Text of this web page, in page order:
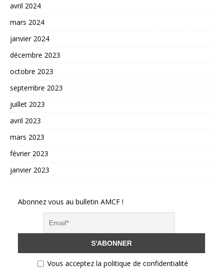
avril 2024
mars 2024
janvier 2024
décembre 2023
octobre 2023
septembre 2023
juillet 2023
avril 2023
mars 2023
février 2023
janvier 2023
Abonnez vous au bulletin AMCF !
Vous acceptez la politique de confidentialité